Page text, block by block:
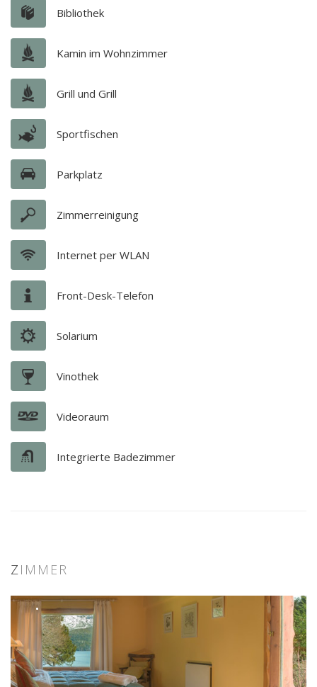
Bibliothek
Kamin im Wohnzimmer
Grill und Grill
Sportfischen
Parkplatz
Zimmerreinigung
Internet per WLAN
Front-Desk-Telefon
Solarium
Vinothek
Videoraum
Integrierte Badezimmer
ZIMMER